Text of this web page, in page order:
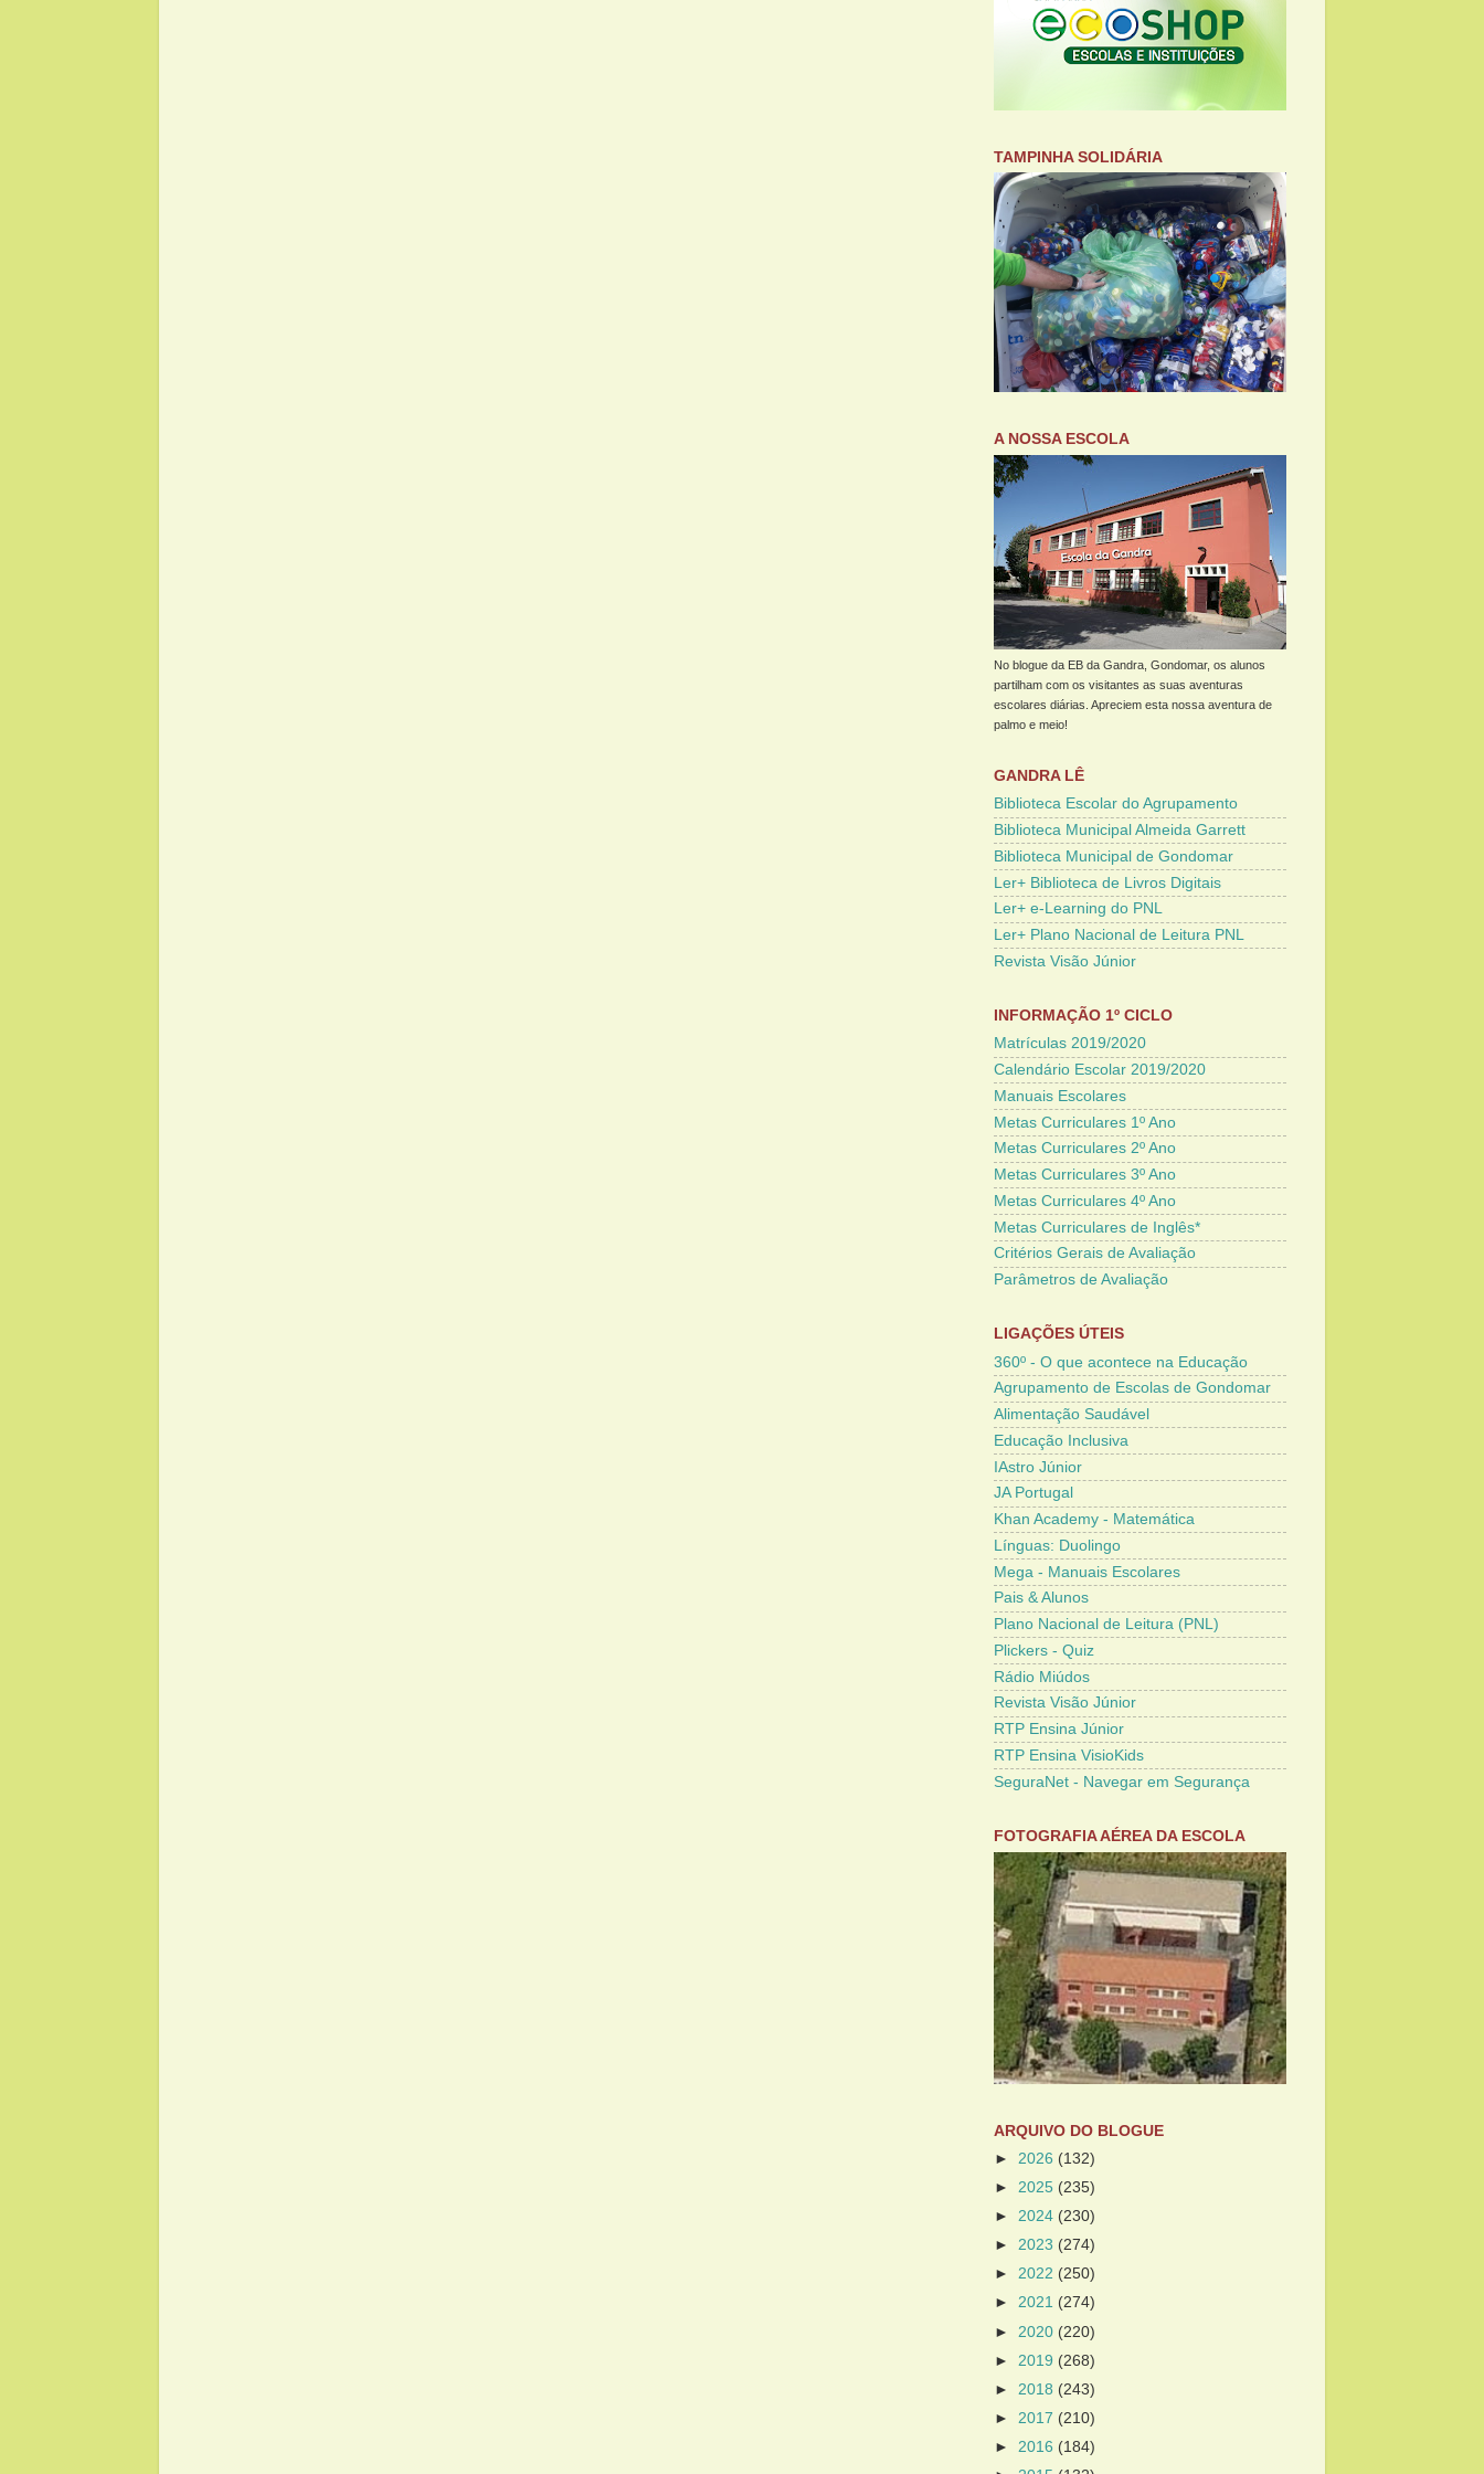
TAMPINHA SOLIDÁRIA
A NOSSA ESCOLA
No blogue da EB da Gandra, Gondomar, os alunos
partilham com os visitantes as suas aventuras
escolares diárias. Apreciem esta nossa aventura de
palmo e meio!
GANDRA LÊ
Biblioteca Escolar do Agrupamento
Biblioteca Municipal Almeida Garrett
Biblioteca Municipal de Gondomar
Ler+ Biblioteca de Livros Digitais
Ler+ e-Learning do PNL
Ler+ Plano Nacional de Leitura PNL
Revista Visão Júnior
INFORMAÇÃO 1º CICLO
Matrículas 2019/2020
Calendário Escolar 2019/2020
Manuais Escolares
Metas Curriculares 1º Ano
Metas Curriculares 2º Ano
Metas Curriculares 3º Ano
Metas Curriculares 4º Ano
Metas Curriculares de Inglês*
Critérios Gerais de Avaliação
Parâmetros de Avaliação
LIGAÇÕES ÚTEIS
360º - O que acontece na Educação
Agrupamento de Escolas de Gondomar
Alimentação Saudável
Educação Inclusiva
IAstro Júnior
JA Portugal
Khan Academy - Matemática
Línguas: Duolingo
Mega - Manuais Escolares
Pais & Alunos
Plano Nacional de Leitura (PNL)
Plickers - Quiz
Rádio Miúdos
Revista Visão Júnior
RTP Ensina Júnior
RTP Ensina VisioKids
SeguraNet - Navegar em Segurança
FOTOGRAFIA AÉREA DA ESCOLA
ARQUIVO DO BLOGUE
► 2026 (132)
► 2025 (235)
► 2024 (230)
► 2023 (274)
► 2022 (250)
► 2021 (274)
► 2020 (220)
► 2019 (268)
► 2018 (243)
► 2017 (210)
► 2016 (184)